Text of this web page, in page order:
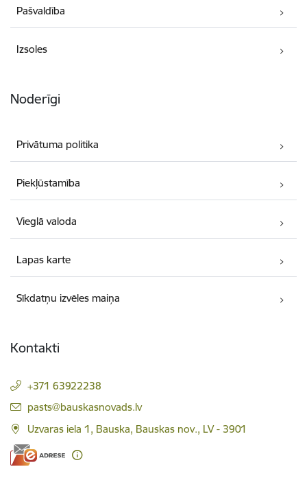
Pašvaldība
Izsoles
Noderīgi
Privātuma politika
Piekļūstamība
Vieglā valoda
Lapas karte
Sīkdatņu izvēles maiņa
Kontakti
+371 63922238
E-pasts:
pasts@bauskasnovads.lv
Uzvaras iela 1, Bauska, Bauskas nov., LV - 3901